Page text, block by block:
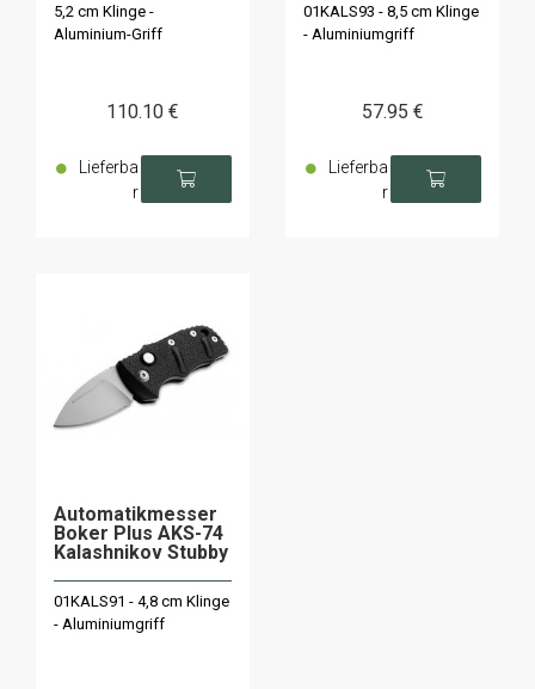
5,2 cm Klinge -
Aluminium-Griff
110.10 €
Lieferba
r
01KALS93 - 8,5 cm Klinge
- Aluminiumgriff
57.95 €
Lieferba
r
Automatikmesser
Boker Plus AKS-74
Kalashnikov Stubby
01KALS91 - 4,8 cm Klinge
- Aluminiumgriff